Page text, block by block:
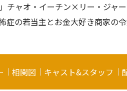
チャオ・イーチン×リー・ジャ
症の若当主とお金大好き商家の
相関図 キャスト&スタッフ